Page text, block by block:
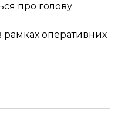
про голову
рамках оперативних